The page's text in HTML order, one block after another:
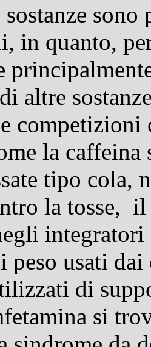
sostanze
in quanto,
altre
la
tipo cola,
la tosse,
integratori
peso usati
di
si